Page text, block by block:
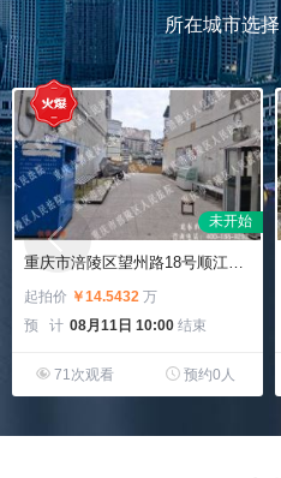
所在城市选
重庆市涪陵区望州路18号顺江花园听江苑H幢3-7-2房屋及室内可移动家具家电
起拍价 ￥14.5432 万
预 计 08月11日 10:00 结束
未开始
71次观看 预约0人